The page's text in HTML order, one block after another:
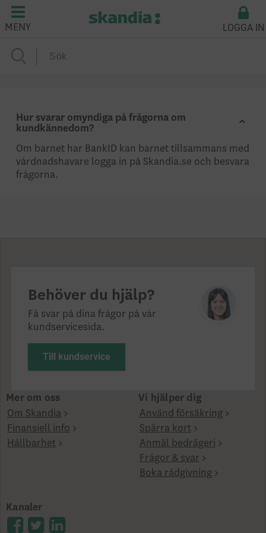
MENY LOGGA IN
Hur svarar omyndiga på frågorna om
kundkännedom?
Om barnet har BankID kan barnet tillsammans med
vårdnadshavare logga in på Skandia.se och besvara
frågorna.
Behöver du hjälp?
Få svar på dina frågor på vår
kundservicesida.
Till kundservice
Mer om oss
Om Skandia
Finansiell info
Hållbarhet
Vi hjälper dig
Använd försäkring
Spärra kort
Anmäl bedrägeri
Frågor & svar
Boka rådgivning
Kanaler